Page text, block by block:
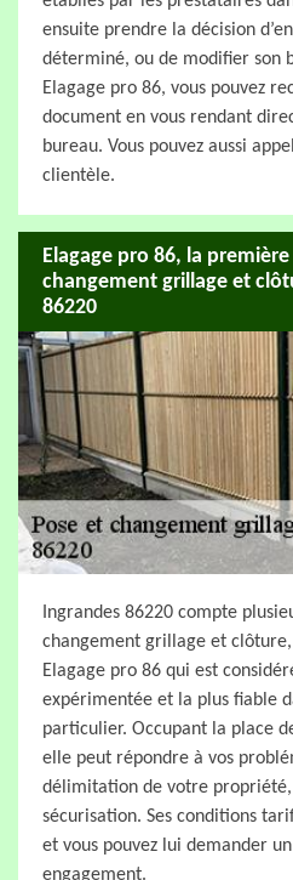
ensuite prendre la décision
déterminé, ou de modifier son
Elagage pro 86, vous pouvez
document en vous rendant
bureau. Vous pouvez aussi
clientèle.
Elagage pro 86, la
changement grillage et
86220
Ingrandes 86220 compte
changement grillage et clôture,
Elagage pro 86 qui est
expérimentée et la plus fiable
particulier. Occupant la place
elle peut répondre à vos
délimitation de votre propriété,
sécurisation. Ses conditions
et vous pouvez lui demander
engagement.